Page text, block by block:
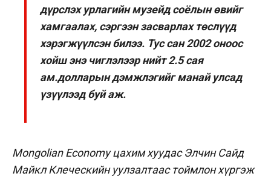
дүрслэх урлагийн музейд соёлын өвийг
хамгаалах, сэргээн засварлах төслүүд
хэрэгжүүлсэн билээ. Тус сан 2002 оноос
хойш энэ чиглэлээр нийт 2.5 сая
ам.долларын дэмжлэгийг манай улсад
үзүүлээд буй аж.
Mongolian Economyцахим хуудас Элчин Сайд
Майкл Клеческийн уулзалтаас тоймлон хүргэж